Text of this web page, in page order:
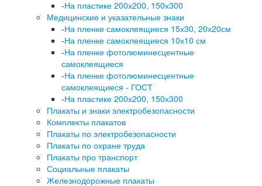
-На пластике 200х200, 150х300
Медицинские и указательные знаки
-На пленке самоклеящиеся 15х30, 20х20см
-На пленке самоклеящиеся 10х10 см
-На пленке фотолюминесцентные
самоклеящиеся
-На пленке фотолюминесцентные
самоклеящиеся - ГОСТ
-На пластике 200х200, 150х300
Плакаты и знаки электробезопасности
Комплекты плакатов
Плакаты по электробезопасности
Плакаты по охране труда
Плакаты про транспорт
Социальные плакаты
Железнодорожные плакаты